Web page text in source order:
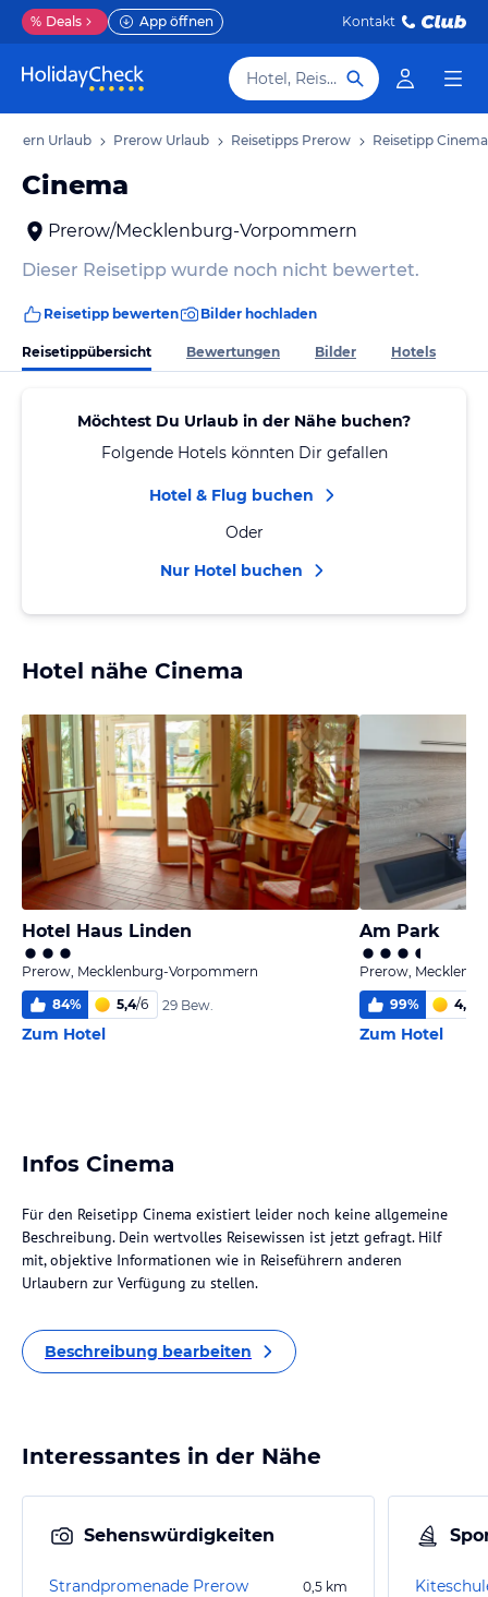
% Deals App öffnen Kontakt
Hotel, Reiseziel
Urlaub Prerow Urlaub Reisetipps Prerow Reisetipp Cinema
Cinema
Prerow/Mecklenburg-Vorpommern
Dieser Reisetipp wurde noch nicht bewertet.
Reisetipp bewerten Bilder hochladen
Reisetippübersicht Bewertungen Bilder Hotels
Möchtest Du Urlaub in der Nähe buchen?
Folgende Hotels könnten Dir gefallen
Hotel & Flug buchen
Oder
Nur Hotel buchen
Hotel nähe Cinema
Hotel Haus Linden
Prerow, Mecklenburg-Vorpommern
84% 5,4/6 29 Bew.
Zum Hotel
Am Park
Prerow,
99% 4,6
Zum Hotel
Infos Cinema
Für den Reisetipp Cinema existiert leider noch keine allgemeine
Beschreibung. Dein wertvolles Reisewissen ist jetzt gefragt. Hilf
mit, objektive Informationen wie in Reiseführern anderen
Urlaubern zur Verfügung zu stellen.
Beschreibung bearbeiten
Interessantes in der Nähe
Sehenswürdigkeiten
Strandpromenade Prerow 0,5 km